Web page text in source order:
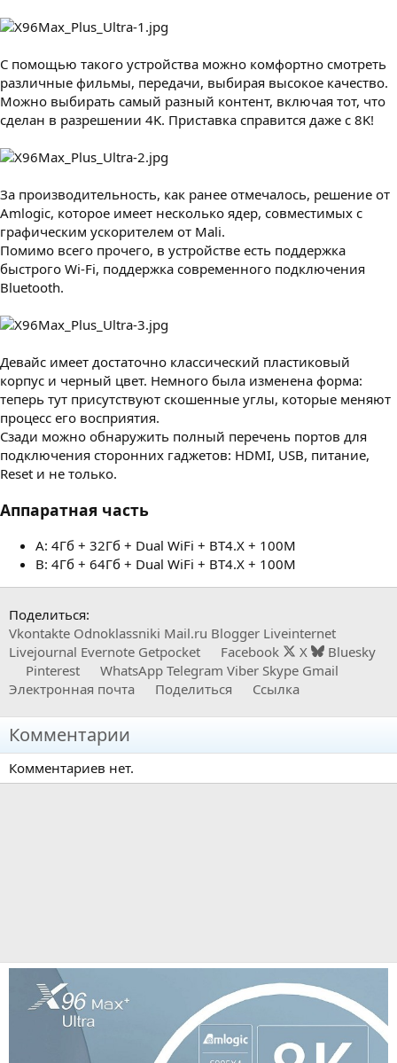
С помощью такого устройства можно комфортно смотреть
различные фильмы, передачи, выбирая высокое качество.
Можно выбирать самый разный контент, включая тот, что
сделан в разрешении 4K. Приставка справится даже с 8K!
За производительность, как ранее отмечалось, решение от
Amlogic, которое имеет несколько ядер, совместимых с
графическим ускорителем от Mali.
Помимо всего прочего, в устройстве есть поддержка
быстрого Wi-Fi, поддержка современного подключения
Bluetooth.
Девайс имеет достаточно классический пластиковый
корпус и черный цвет. Немного была изменена форма:
теперь тут присутствуют скошенные углы, которые меняют
процесс его восприятия.
Сзади можно обнаружить полный перечень портов для
подключения сторонних гаджетов: HDMI, USB, питание,
Reset и не только.
Аппаратная часть
A: 4Гб + 32Гб + Dual WiFi + BT4.X + 100M
B: 4Гб + 64Гб + Dual WiFi + BT4.X + 100M
Поделиться:
Vkontakte Odnoklassniki Mail.ru Blogger Liveinternet
Livejournal Evernote Getpocket Facebook X
Bluesky
Pinterest
WhatsApp Telegram Viber Skype Gmail
Электронная почта
Поделиться Ссылка
Комментарии
Комментариев нет.